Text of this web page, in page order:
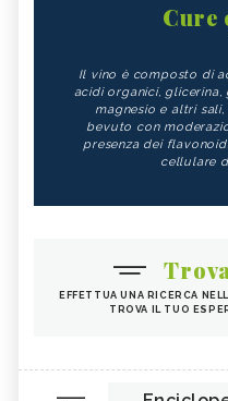
Cure
Il vino è composto di
acidi organici,
magnesio e altri
bevuto con
presenza dei
cellulare
EFFETTUA UNA RICERCA
TROVA IL TUO